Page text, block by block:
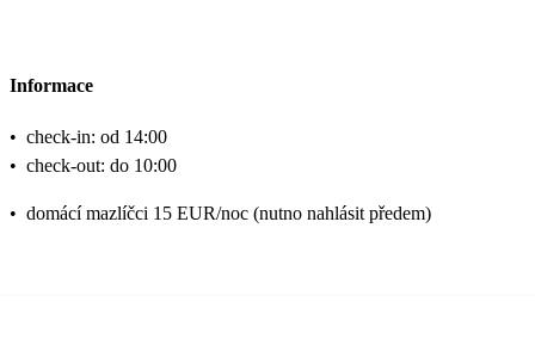
Informace
• check-in: od 14:00
• check-out: do 10:00
• domácí mazlíčci 15 EUR/noc (nutno nahlásit předem)